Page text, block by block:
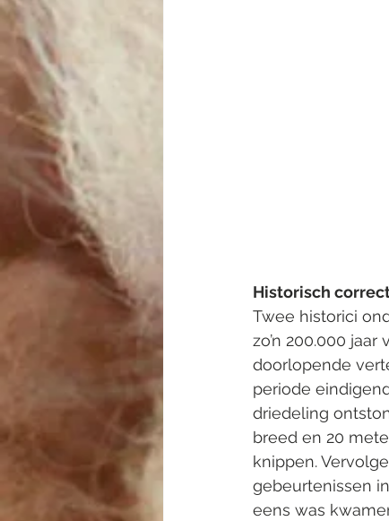
Historisch
Twee historici
zo’n 200.000
doorlopende
periode
driedeling
breed en 20
knippen.
gebeurtenissen
eens was